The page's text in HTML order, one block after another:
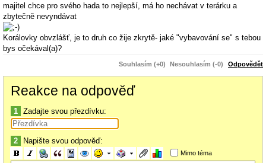
majitel chce pro svého hada to nejlepší, má ho nechávat v terárku a
zbytečně nevyndávat
Korálovky obvzlášť, je to druh co žije zkrytě- jaké "vybavování se" s tebou
bys očekával(a)?
Souhlasím (+0) Nesouhlasím (-0) Odpovědět
Reakce na odpověď
1 Zadajte svou přezdívku:
2 Napište svou odpověď:
Mimo téma